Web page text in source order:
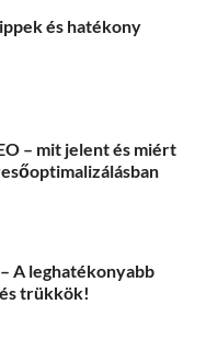
és hatékony
– mit jelent és miért
A leghatékonyabb
trükkök!